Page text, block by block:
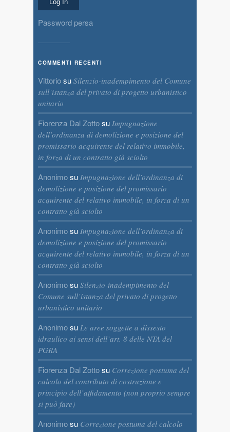
Password persa
COMMENTI RECENTI
Vittoriosu Silenzio-inadempimento del Comune
sull’istanza del privato di progetto urbanistico
unitario
Fiorenza Dal Zottosu Impugnazione
dell’ordinanza di demolizione e posizione del
promissario acquirente del relativo immobile,
in forza di un contratto già sciolto
Anonimosu Impugnazione dell’ordinanza di
demolizione e posizione del promissario
acquirente del relativo immobile, in forza di un
contratto già sciolto
Anonimosu Impugnazione dell’ordinanza di
demolizione e posizione del promissario
acquirente del relativo immobile, in forza di un
contratto già sciolto
Anonimosu Silenzio-inadempimento del
Comune sull’istanza del privato di progetto
urbanistico unitario
Anonimosu Le aree soggette a dissesto
idraulico ai sensi dell’art. 8 delle NTA del
PGRA
Fiorenza Dal Zottosu Correzione postuma del
calcolo del contributo di costruzione e
principio dell’affidamento (non proprio sempre
si può fare)
Anonimosu Correzione postuma del calcolo